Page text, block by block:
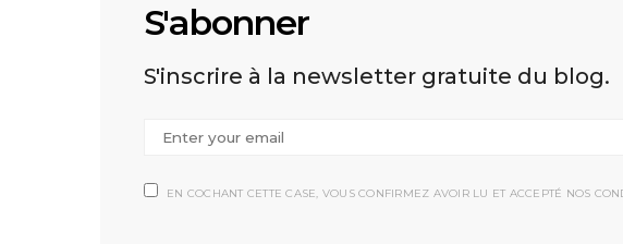
S'abonner
S'inscrire à la newsletter gratuite du blog.
EN COCHANT CETTE CASE, VOUS CONFIRMEZ AVOIR LU ET ACCEPTÉ NOS